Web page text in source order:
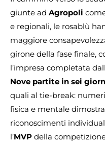
giunte ad Agropoli
e regionali, le rosablù
maggiore
girone della fase finale,
l’impresa completata
Nove partite in sei
quali al tie-break:
fisica e mentale
riconoscimenti
l’MVP della